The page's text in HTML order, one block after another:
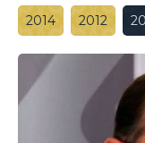
2014 2012